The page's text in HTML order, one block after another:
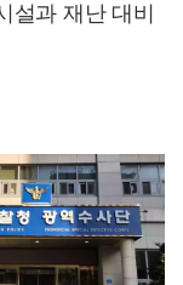
설과 재난 대비